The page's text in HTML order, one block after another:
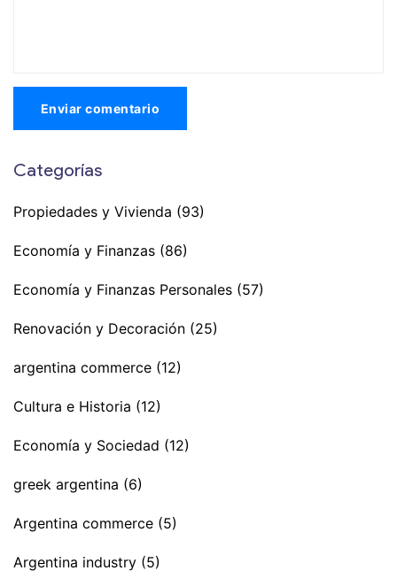
Enviar comentario
Categorías
Propiedades y Vivienda (93)
Economía y Finanzas (86)
Economía y Finanzas Personales (57)
Renovación y Decoración (25)
argentina commerce (12)
Cultura e Historia (12)
Economía y Sociedad (12)
greek argentina (6)
Argentina commerce (5)
Argentina industry (5)